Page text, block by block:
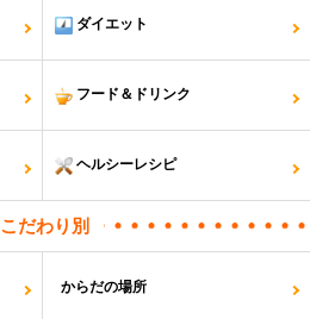
ダイエット
フード＆ドリンク
ヘルシーレシピ
こだわり別
からだの場所